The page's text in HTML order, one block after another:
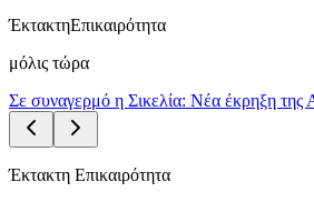
ΈκτακτηΕπικαιρότητα
μόλις τώρα
Σε συναγερμό η Σικελία: Νέα έκρηξη της
Έκτακτη Επικαιρότητα